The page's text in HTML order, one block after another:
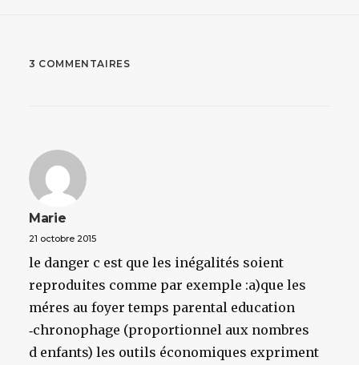
3 COMMENTAIRES
Marie
21 octobre 2015
le danger c est que les inégalités soient
reproduites comme par exemple :a)que les
méres au foyer temps parental education
‑chronophage (proportionnel aux nombres
d enfants) les outils économiques expriment